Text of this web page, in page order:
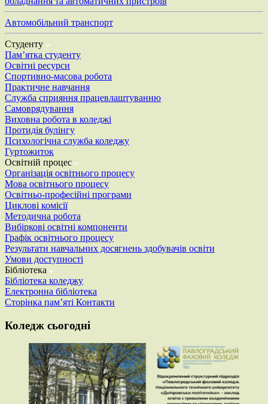
Автомобільний транспорт
Студенту
Пам’ятка студенту
Освітні ресурси
Спортивно-масова робота
Практичне навчання
Служба сприяння працевлаштуванню
Самоврядування
Виховна робота в коледжі
Протидія булінгу
Психологічна служба коледжу
Гуртожиток
Освітній процес
Організація освітнього процесу
Мова освітнього процесу
Освітньо-професійні програми
Циклові комісії
Методична робота
Вибіркові освітні компоненти
Графік освітнього процесу
Результати навчальних досягнень здобувачів освіти
Умови доступності
Бібліотека
Бібліотека коледжу
Електронна бібліотека
Сторінка пам’яті Контакти
Коледж сьогодні